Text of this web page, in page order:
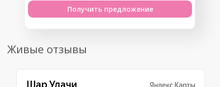
Получить предложение
Живые отзывы